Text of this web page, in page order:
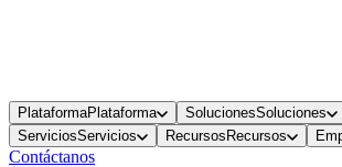
PlataformaPlataforma SolucionesSoluciones
ServiciosServicios Recursos Recursos
Contáctanos